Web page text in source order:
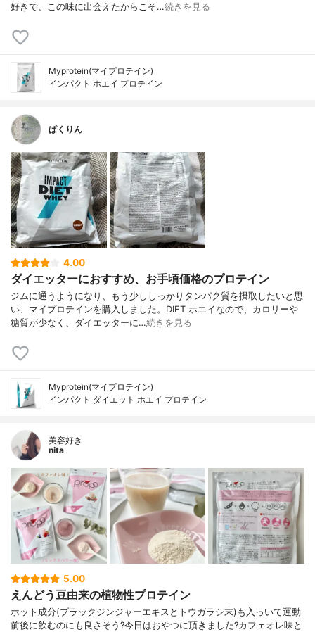
好きで、この味に出会えたからこそ…続きを見る
Myprotein(マイプロテイン)
インパクト ホエイ プロテイン
ぱくりん
4.00
ダイエッターにおすすめ、お手頃価格のプロテイン
ジムに通うようになり、もう少ししっかりタンパク質を摂取したいと思
い、マイプロテインを購入しました。DIET ホエイなので、カロリーや
糖質が少なく、ダイエッターに…続きを見る
Myprotein(マイプロテイン)
インパクト ダイエット ホエイ プロテイン
美容好き
nita
5.00
えんどう豆由来の植物性プロテイン
ホット成分(ブラックジンジャーエキスとトウガラシ末)も入っいて運動
前後に飲むのにも良さそう?今日はおやつに頂きました?カフェオレ味と